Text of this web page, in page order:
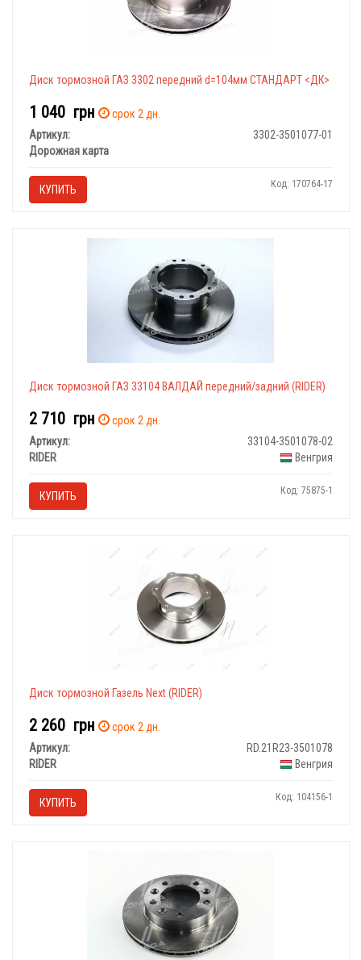
Диск тормозной ГАЗ 3302 передний d=104мм СТАНДАРТ <ДК>
1 040 грн
срок 2 дн.
Артикул:
3302-3501077-01
Дорожная карта
КУПИТЬ Код: 170764-17
Диск тормозной ГАЗ 33104 ВАЛДАЙ передний/задний (RIDER)
2 710 грн
срок 2 дн.
Артикул:
33104-3501078-02
RIDER
Венгрия
КУПИТЬ Код: 75875-1
Диск тормозной Газель Next (RIDER)
2 260 грн
срок 2 дн.
Артикул:
RD.21R23-3501078
RIDER
Венгрия
КУПИТЬ Код: 104156-1